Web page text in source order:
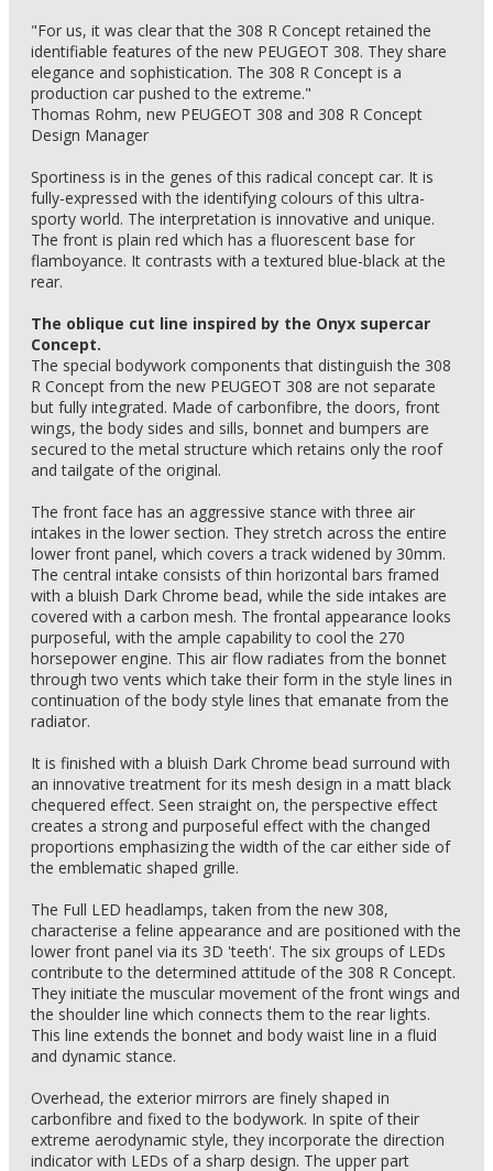
"For us, it was clear that the 308 R Concept retained the
identifiable features of the new PEUGEOT 308. They share
elegance and sophistication. The 308 R Concept is a
production car pushed to the extreme."
Thomas Rohm, new PEUGEOT 308 and 308 R Concept
Design Manager
Sportiness is in the genes of this radical concept car. It is
fully-expressed with the identifying colours of this ultra-
sporty world. The interpretation is innovative and unique.
The front is plain red which has a fluorescent base for
flamboyance. It contrasts with a textured blue-black at the
rear.
The oblique cut line inspired by the Onyx supercar
Concept.
The special bodywork components that distinguish the 308
R Concept from the new PEUGEOT 308 are not separate
but fully integrated. Made of carbonfibre, the doors, front
wings, the body sides and sills, bonnet and bumpers are
secured to the metal structure which retains only the roof
and tailgate of the original.
The front face has an aggressive stance with three air
intakes in the lower section. They stretch across the entire
lower front panel, which covers a track widened by 30mm.
The central intake consists of thin horizontal bars framed
with a bluish Dark Chrome bead, while the side intakes are
covered with a carbon mesh. The frontal appearance looks
purposeful, with the ample capability to cool the 270
horsepower engine. This air flow radiates from the bonnet
through two vents which take their form in the style lines in
continuation of the body style lines that emanate from the
radiator.
It is finished with a bluish Dark Chrome bead surround with
an innovative treatment for its mesh design in a matt black
chequered effect. Seen straight on, the perspective effect
creates a strong and purposeful effect with the changed
proportions emphasizing the width of the car either side of
the emblematic shaped grille.
The Full LED headlamps, taken from the new 308,
characterise a feline appearance and are positioned with the
lower front panel via its 3D 'teeth'. The six groups of LEDs
contribute to the determined attitude of the 308 R Concept.
They initiate the muscular movement of the front wings and
the shoulder line which connects them to the rear lights.
This line extends the bonnet and body waist line in a fluid
and dynamic stance.
Overhead, the exterior mirrors are finely shaped in
carbonfibre and fixed to the bodywork. In spite of their
extreme aerodynamic style, they incorporate the direction
indicator with LEDs of a sharp design. The upper part